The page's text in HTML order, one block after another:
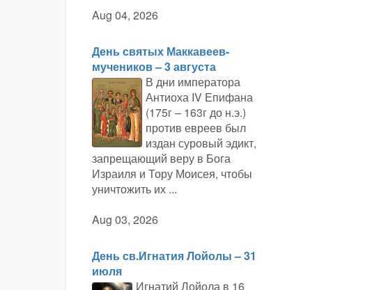
Aug 04, 2026
День святых Маккавеев-
мучеников – 3 августа
В дни императора
Антиоха IV Епифана
(175г – 163г до н.э.)
против евреев был
издан суровый эдикт,
запрещающий веру в Бога
Израиля и Тору Моисея, чтобы
уничтожить их ...
Aug 03, 2026
День св.Игнатия Лойолы – 31
июля
Игнатий Лойола в 16